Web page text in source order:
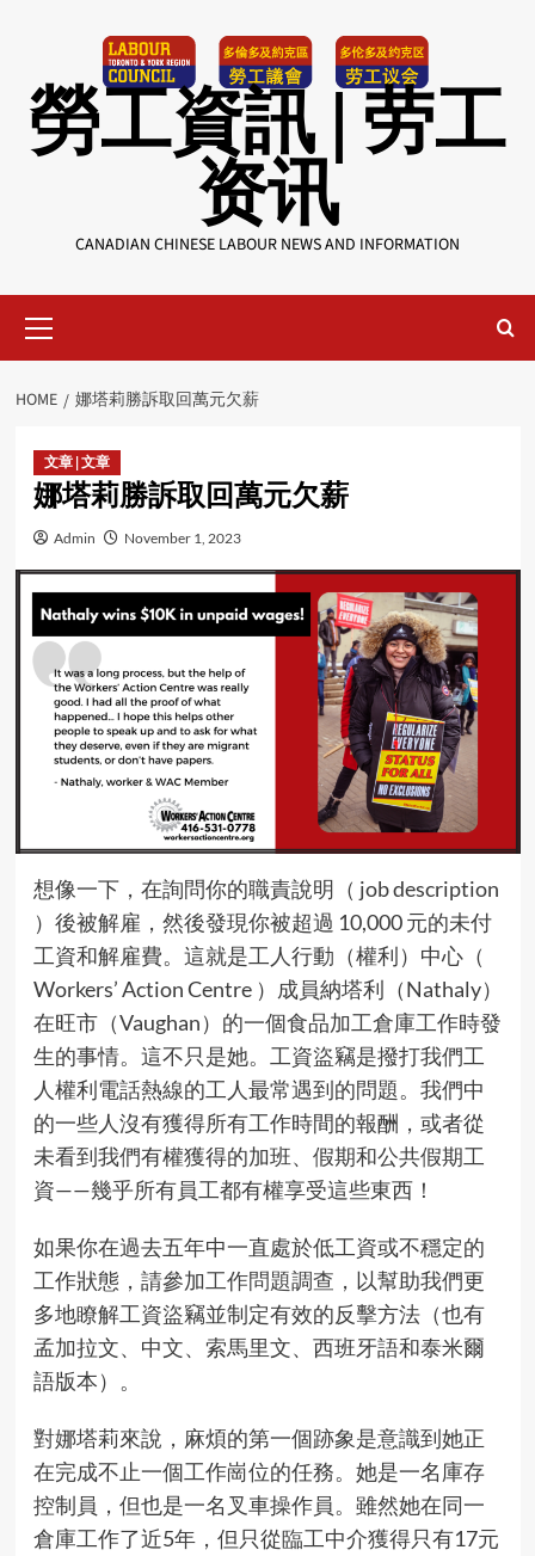
勞工資訊 | 劳工
资讯
CANADIAN CHINESE LABOUR NEWS AND INFORMATION
Menu
HOME 娜塔莉勝訴取回萬元欠薪
文章 | 文章
娜塔莉勝訴取回萬元欠薪
Admin November 1, 2023
想像一下，在詢問你的職責說明（ job description
）後被解雇，然後發現你被超過 10,000 元的未付
工資和解雇費。這就是工人行動（權利）中心（
Workers’ Action Centre ）成員納塔利（Nathaly）
在旺市（Vaughan）的一個食品加工倉庫工作時發
生的事情。這不只是她。工資盜竊是撥打我們工
人權利電話熱線的工人最常遇到的問題。我們中
的一些人沒有獲得所有工作時間的報酬，或者從
未看到我們有權獲得的加班、假期和公共假期工
資——幾乎所有員工都有權享受這些東西！
如果你在過去五年中一直處於低工資或不穩定的
工作狀態，請參加工作問題調查 ，以幫助我們更
多地瞭解工資盜竊並制定有效的反擊方法（也有
孟加拉文、中文、索馬里文、西班牙語和泰米爾
語版本）。
對娜塔莉來說，麻煩的第一個跡象是意識到她正
在完成不止一個工作崗位的任務。她是一名庫存
控制員，但也是一名叉車操作員。雖然她在同一
倉庫工作了近5年，但只從臨工中介獲得只有17元